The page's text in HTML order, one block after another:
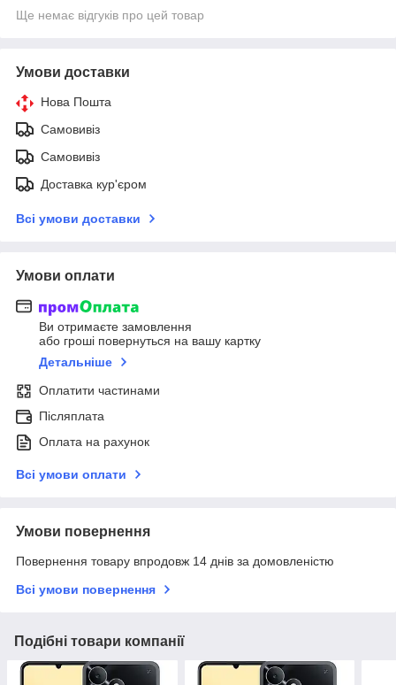
Ще немає відгуків про цей товар
Умови доставки
Нова Пошта
Самовивіз
Самовивіз
Доставка кур'єром
Всі умови доставки
Умови оплати
Ви отримаєте замовлення
або гроші повернуться на вашу картку
Детальніше
Оплатити частинами
Післяплата
Оплата на рахунок
Всі умови оплати
Умови повернення
Повернення товару впродовж 14 днів за домовленістю
Всі умови повернення
Подібні товари компанії